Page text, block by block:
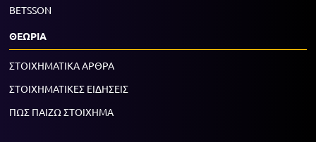
BETSSON
ΘΕΩΡΙΑ
ΣΤΟΙΧΗΜΑΤΙΚΑ ΑΡΘΡΑ
ΣΤΟΙΧΗΜΑΤΙΚΕΣ ΕΙΔΗΣΕΙΣ
ΠΩΣ ΠΑΙΖΩ ΣΤΟΙΧΗΜΑ